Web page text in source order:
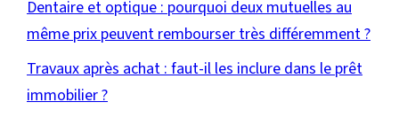
Dentaire et optique : pourquoi deux mutuelles au
même prix peuvent rembourser très différemment ?
Travaux après achat : faut-il les inclure dans le prêt
immobilier ?